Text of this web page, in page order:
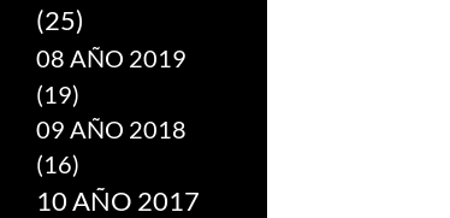
(25)
08 AÑO 2019
(19)
09 AÑO 2018
(16)
10 AÑO 2017